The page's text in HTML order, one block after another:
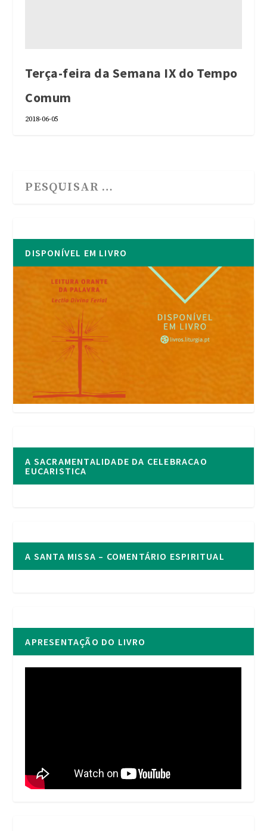
Terça-feira da Semana IX do Tempo
Comum
2018-06-05
DISPONÍVEL EM LIVRO
A SACRAMENTALIDADE DA CELEBRACAO
EUCARISTICA
A SANTA MISSA – COMENTÁRIO ESPIRITUAL
APRESENTAÇÃO DO LIVRO